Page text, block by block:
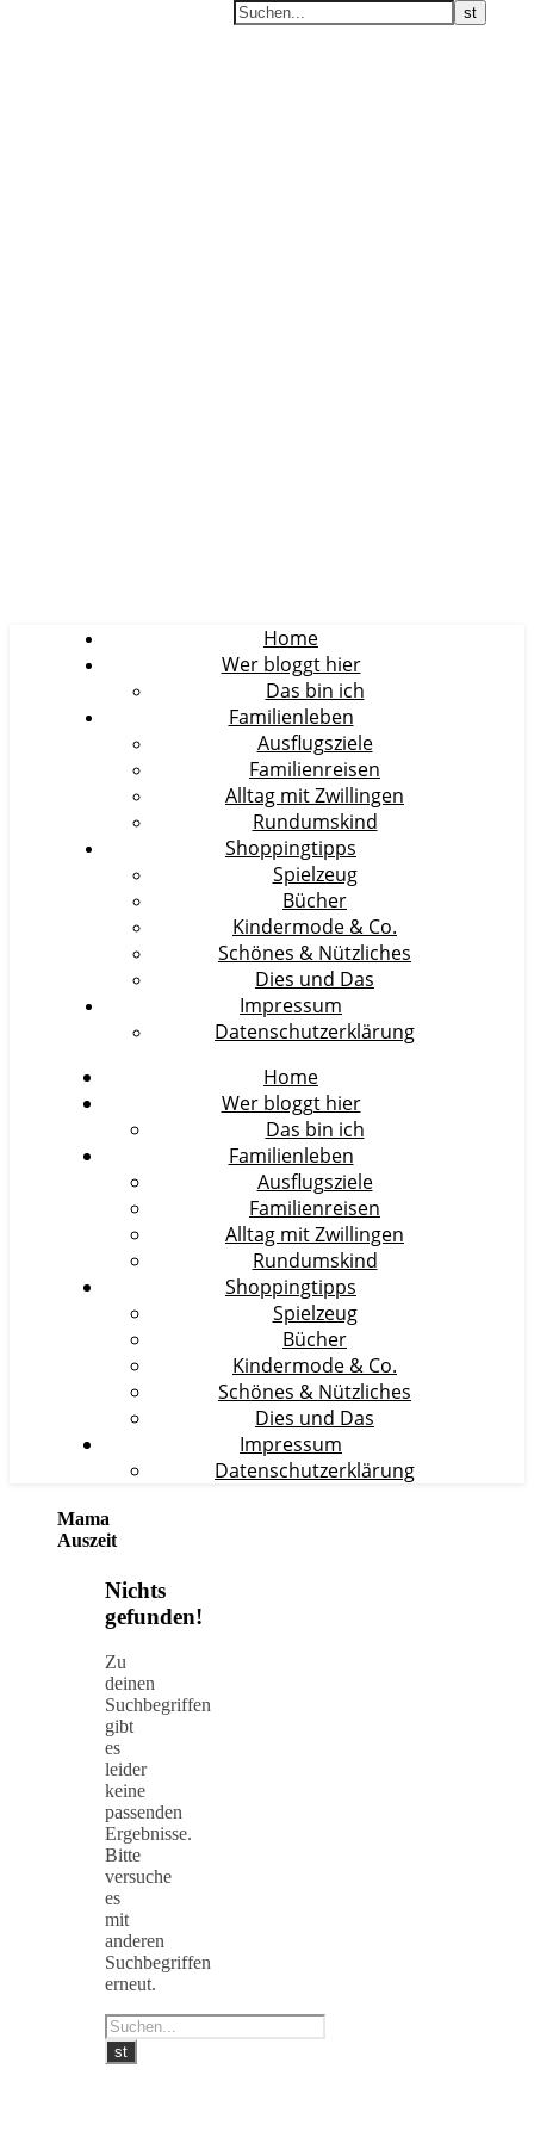
Home
Wer bloggt hier
Das bin ich
Familienleben
Ausflugsziele
Familienreisen
Alltag mit Zwillingen
Rundumskind
Shoppingtipps
Spielzeug
Bücher
Kindermode & Co.
Schönes & Nützliches
Dies und Das
Impressum
Datenschutzerklärung
Home
Wer bloggt hier
Das bin ich
Familienleben
Ausflugsziele
Familienreisen
Alltag mit Zwillingen
Rundumskind
Shoppingtipps
Spielzeug
Bücher
Kindermode & Co.
Schönes & Nützliches
Dies und Das
Impressum
Datenschutzerklärung
Mama
Auszeit
Nichts
gefunden!
Zu
deinen
Suchbegriffen
gibt
es
leider
keine
passenden
Ergebnisse.
Bitte
versuche
es
mit
anderen
Suchbegriffen
erneut.